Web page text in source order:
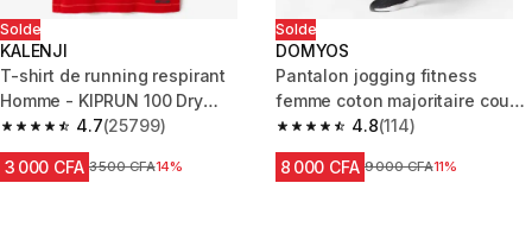
Solde
KALENJI
T-shirt de running respirant
Homme - KIPRUN 100 Dry
Rouge
4.7
4.7 out of 5 stars from 25799 reviews
(25799)
3 000 CFA Prix avant réduction
3 500 CFA14%
Solde
DOMYOS
Pantalon jogging fitness
femme coton majoritaire coupe
droite - 100 noir
4.8
4.8 out of 5 stars from 114
(114)
8 000 CFA Prix avant réduction
9 000 CFA11%